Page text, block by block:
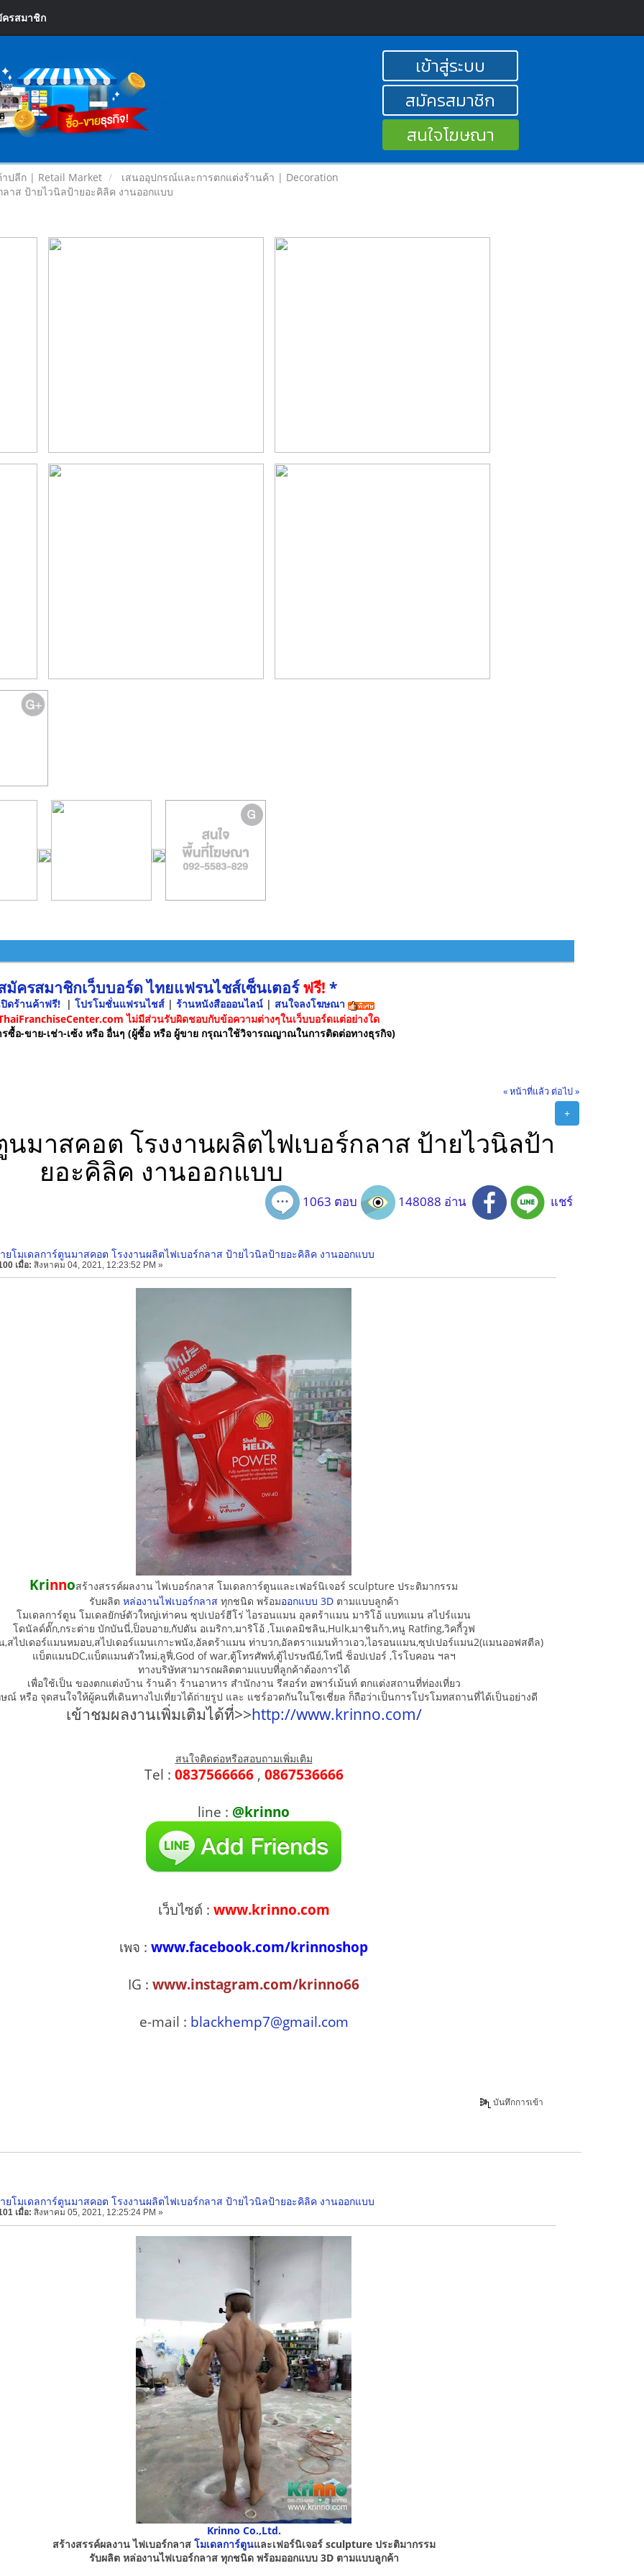
รสมาชิก
เข้าสู่ระบบ
สมัครสมาชิก
สนใจโฆษณา
ปลีก | Retail Market
เสนออุปกรณ์และการตกแต่งร้านค้า | Decoration
าส ป้ายไวนิลป้ายอะคิลิค งานออกแบบ
มัครสมาชิกเว็บบอร์ด ไทยแฟรนไชส์เซ็นเตอร์ฟรี! *
ดร้านค้าฟรี! | โปรโมชั่นแฟรนไชส์ | ร้านหนังสือออนไลน์ | สนใจลงโฆษณา
ไม่มีส่วนรับผิดชอบกับข้อความต่างๆในเว็บบอร์ดแต่อย่างใด
รซื้อ-ขาย-เช่า-เซ้ง หรือ อื่นๆ (ผู้ซื้อ หรือ ผู้ขาย กรุณาใช้วิจารณญาณในการติดต่อทางธุรกิจ)
« หน้าที่แล้ว ต่อไป »
+
มาสคอต โรงงานผลิตไฟเบอร์กลาส ป้ายไวนิลป้า
ยอะคิลิค งานออกแบบ
1063 ตอบ 148088 อ่าน แชร์
ยโมเดลการ์ตูนมาสคอต โรงงานผลิตไฟเบอร์กลาส ป้ายไวนิลป้ายอะคิลิค งานออกแบบ
เมื่อ: สิงหาคม 04, 2021, 12:23:52 PM »
Krinnoสร้างสรรค์ผลงาน ไฟเบอร์กลาส โมเดลการ์ตูนและเฟอร์นิเจอร์ sculpture ประติมากรรม
รับผลิต หล่องานไฟเบอร์กลาส ทุกชนิด พร้อมออกแบบ 3Dตามแบบลูกค้า
โมเดลการ์ตูน โมเดลยักษ์ตัวใหญ่เท่าคน ซุปเปอร์ฮีโร่ ไอรอนแมน อุลตร้าแมน มาริโอ้ แบทแมน สไปร์แมน
โดนัลด์ดั๊ก,กระต่าย บักบันนี่,ป็อบอาย,กัปตัน อเมริกา,มาริโอ้ ,โมเดลมิชลิน,Hulk,มาชินก้า,หนู Ratfing,วิคกี้วูฟ
,สไปเดอร์แมนหมอบ,สไปเดอร์แมนเกาะพนัง,อัลตร้าแมน ท่าบวก,อัลตราแมนท้าวเอว,ไอรอนแมน,ซุปเปอร์แมน2(แมนออฟสตีล)
แบ็ตแมนDC,แบ็ตแมนตัวใหม่,ลูฟี่,God of war,ตู้โทรศัพท์,ตู้ไปรษณีย์,โทนี่ ช็อปเปอร์ ,โรโบคอน ฯลฯ
ทางบริษัทสามารถผลิตตามแบบที่ลูกค้าต้องการได้
เพื่อใช้เป็น ของตกแต่งบ้าน ร้านค้า ร้านอาหาร สำนักงาน รีสอร์ท อพาร์เม้นท์ ตกแต่งสถานที่ท่องเที่ยว
ษณ์ หรือ จุดสนใจให้ผู้คนที่เดินทางไปเที่ยวได้ถ่ายรูป และ แชร์อวดกันในโซเชี่ยล ก็ถือว่าเป็นการโปรโมทสถานที่ได้เป็นอย่างดี
เข้าชมผลงานเพิ่มเติมได้ที่>>http://www.krinno.com/
สนใจติดต่อหรือสอบถามเพิ่มเติม
Tel : 0837566666, 0867536666
line : @krinno
เว็บไซต์ : www.krinno.com
เพจ : www.facebook.com/krinnoshop
IG : www.instagram.com/krinno66
e-mail : blackhemp7@gmail.com
บันทึกการเข้า
ยโมเดลการ์ตูนมาสคอต โรงงานผลิตไฟเบอร์กลาส ป้ายไวนิลป้ายอะคิลิค งานออกแบบ
เมื่อ: สิงหาคม 05, 2021, 12:25:24 PM »
Krinno Co.,Ltd.
สร้างสรรค์ผลงาน ไฟเบอร์กลาส โมเดลการ์ตูนและเฟอร์นิเจอร์ sculpture ประติมากรรม
รับผลิต หล่องานไฟเบอร์กลาส ทุกชนิด พร้อมออกแบบ 3D ตามแบบลูกค้า